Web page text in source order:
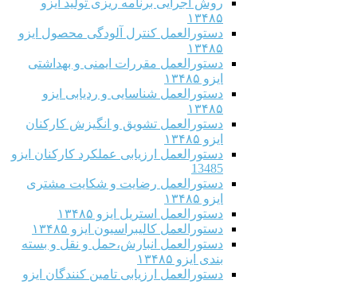
۱۳۴۸۵
دستورالعمل کنترل آلودگی محصول ایزو
۱۳۴۸۵
دستورالعمل مقررات ایمنی و بهداشتی
ایزو ۱۳۴۸۵
دستورالعمل شناسایی و ردیابی ایزو
۱۳۴۸۵
دستورالعمل تشویق و انگیزش کارکنان
ایزو ۱۳۴۸۵
دستورالعمل ارزیابی عملکرد کارکنان ایزو
13485
دستورالعمل رضایت و شکایت مشتری
ایزو ۱۳۴۸۵
دستورالعمل استریل ایزو ۱۳۴۸۵
دستورالعمل کالیبراسیون ایزو ۱۳۴۸۵
دستورالعمل انبارش،حمل و نقل و بسته
بندی ایزو ۱۳۴۸۵
دستورالعمل ارزیابی تامین کنندگان ایزو